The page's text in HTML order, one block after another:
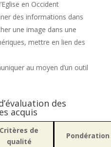
en Occident
des informations dans
une image dans une
mettre en lien des
au moyen d’un outil
des
acquis
Critères de
qualité
Pondération